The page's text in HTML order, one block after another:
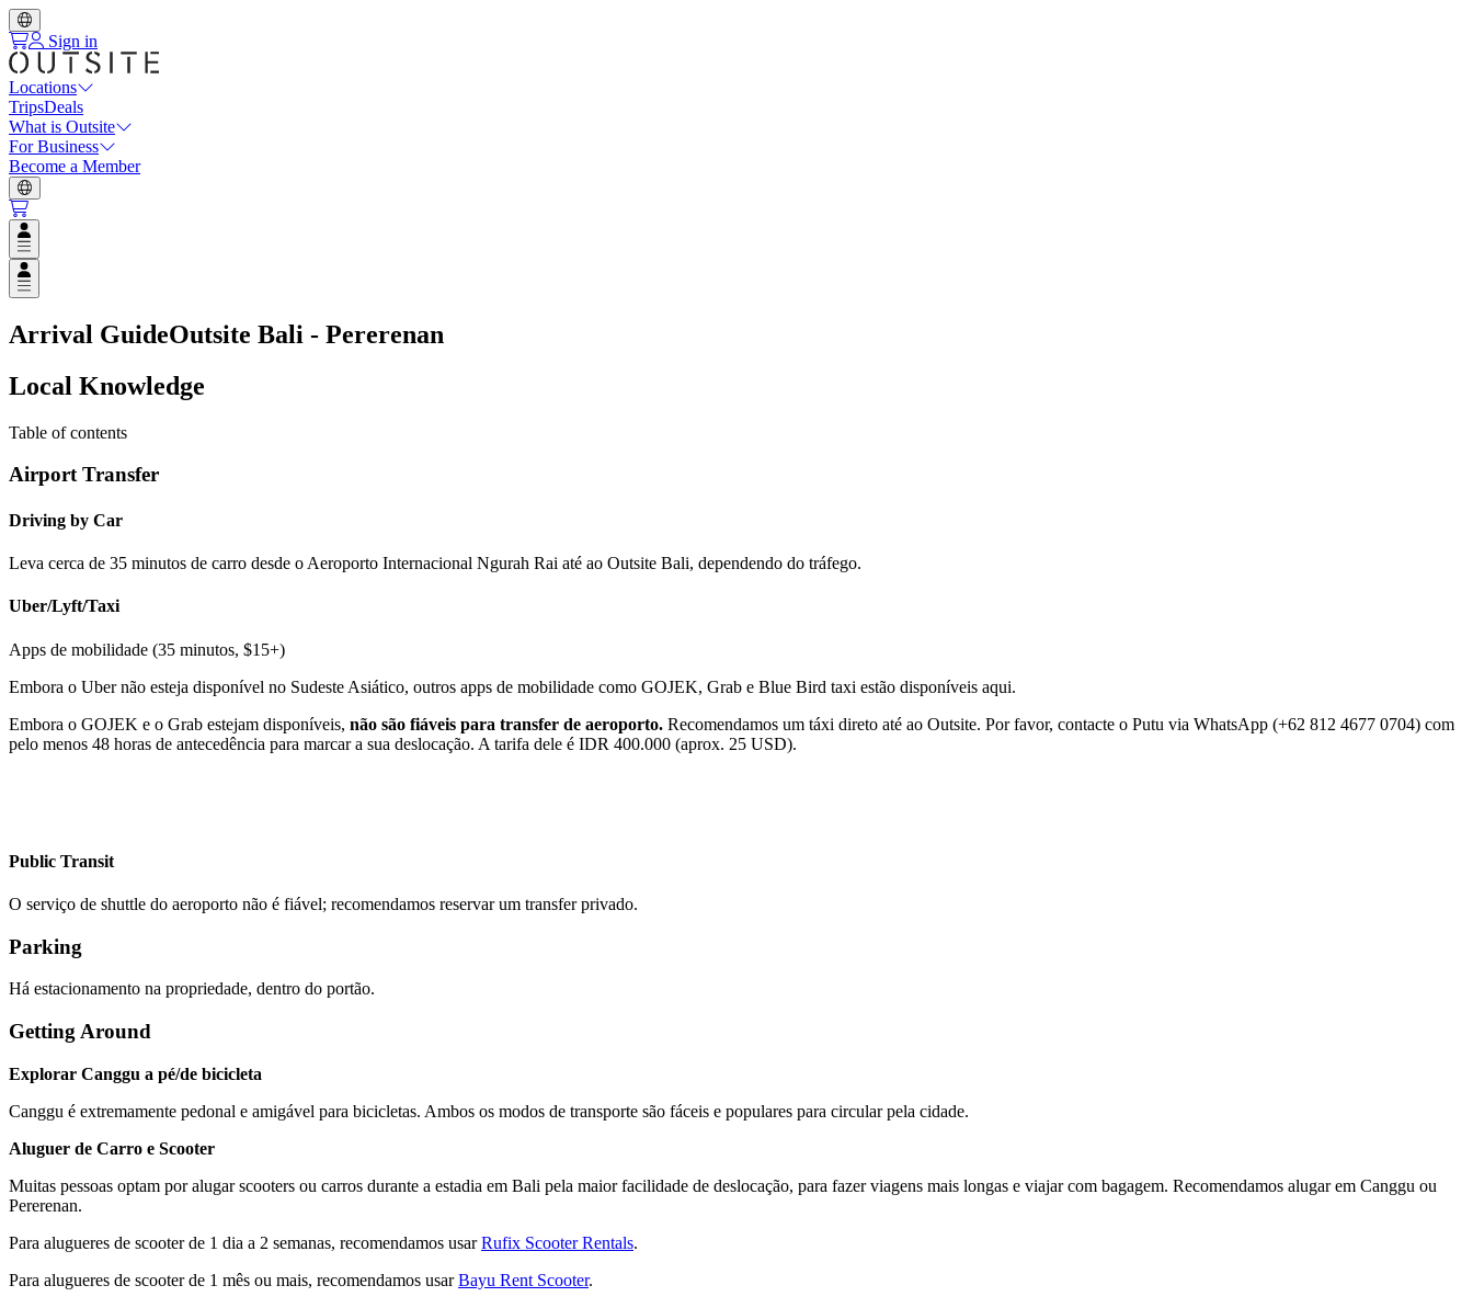
Sign in
Locations
TripsDeals
What is Outsite
For Business
Become a Member
Open user menu
Open user menu
Arrival GuideOutsite Bali - Pererenan
Local Knowledge
Table of contents
Airport Transfer
Driving by Car
Leva cerca de 35 minutos de carro desde o Aeroporto Internacional Ngurah Rai até ao Outsite Bali, dependendo do tráfego.
Uber/Lyft/Taxi
Apps de mobilidade (35 minutos, $15+)
Embora o Uber não esteja disponível no Sudeste Asiático, outros apps de mobilidade como GOJEK, Grab e Blue Bird taxi estão disponíveis aqui.
Embora o GOJEK e o Grab estejam disponíveis, não são fiáveis para transfer de aeroporto. Recomendamos um táxi direto até ao Outsite. Por favor, contacte o Putu via WhatsApp (+62 812 4677 0704) com
pelo menos 48 horas de antecedência para marcar a sua deslocação. A tarifa dele é IDR 400.000 (aprox. 25 USD).
Public Transit
O serviço de shuttle do aeroporto não é fiável; recomendamos reservar um transfer privado.
Parking
Há estacionamento na propriedade, dentro do portão.
Getting Around
Explorar Canggu a pé/de bicicleta
Canggu é extremamente pedonal e amigável para bicicletas. Ambos os modos de transporte são fáceis e populares para circular pela cidade.
Aluguer de Carro e Scooter
Muitas pessoas optam por alugar scooters ou carros durante a estadia em Bali pela maior facilidade de deslocação, para fazer viagens mais longas e viajar com bagagem. Recomendamos alugar em Canggu ou
Pererenan.
Para alugueres de scooter de 1 dia a 2 semanas, recomendamos usarRufix Scooter Rentals.
Para alugueres de scooter de 1 mês ou mais, recomendamos usarBayu Rent Scooter.